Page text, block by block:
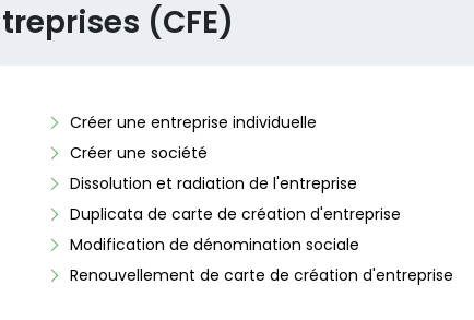
(CFE)
Créer une entreprise individuelle
Créer une société
Dissolution et radiation de l'entreprise
Duplicata de carte de création d'entreprise
Modification de dénomination sociale
Renouvellement de carte de création d'entreprise